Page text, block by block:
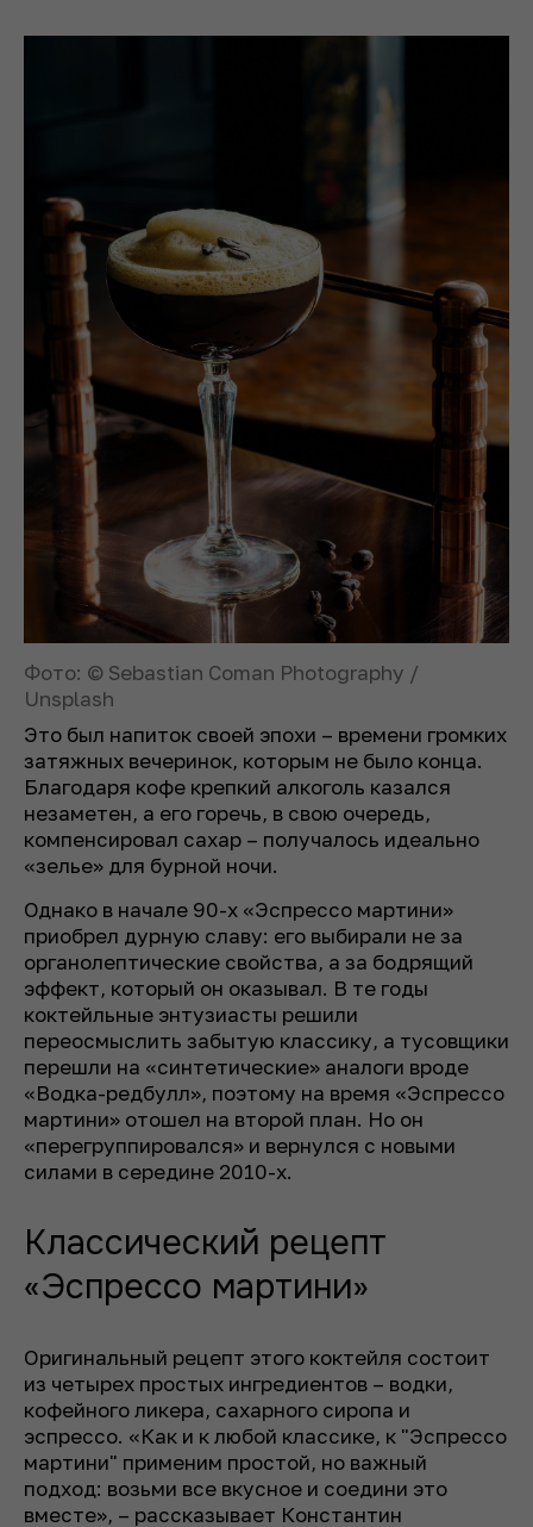
Фото: © Sebastian Coman Photography /
Unsplash
Это был напиток своей эпохи – времени громких
затяжных вечеринок, которым не было конца.
Благодаря кофе крепкий алкоголь казался
незаметен, а его горечь, в свою очередь,
компенсировал сахар – получалось идеально
«зелье» для бурной ночи.
Однако в начале 90-х «Эспрессо мартини»
приобрел дурную славу: его выбирали не за
органолептические свойства, а за бодрящий
эффект, который он оказывал. В те годы
коктейльные энтузиасты решили
переосмыслить забытую классику, а тусовщики
перешли на «синтетические» аналоги вроде
«Водка-редбулл», поэтому на время «Эспрессо
мартини» отошел на второй план. Но он
«перегруппировался» и вернулся с новыми
силами в середине 2010-х.
Классический рецепт
«Эспрессо мартини»
Оригинальный рецепт этого коктейля состоит
из четырех простых ингредиентов – водки,
кофейного ликера, сахарного сиропа и
эспрессо. «Как и к любой классике, к "Эспрессо
мартини" применим простой, но важный
подход: возьми все вкусное и соедини это
вместе», – рассказывает Константин